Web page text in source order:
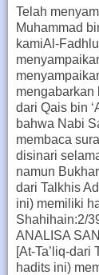
Telah
Muhammad
kamiAl-
mengabarkan
dari Qais bin
bahwa Nabi
membaca
disinari
namun
dari Talkhis
ini) memiliki
Shahihain:2/
ANALISA
[At-Ta’liq-dari
hadits ini)